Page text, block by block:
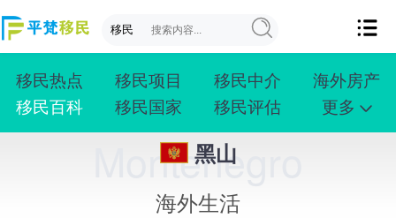
移民热点 移民项目 移民中介
海外房产
移民百科
移民国家 移民评估
更多
成功案例
投资移民 创业移民
购房移民
技术移民 雇主移民
黑山
Montenegro
海外生活